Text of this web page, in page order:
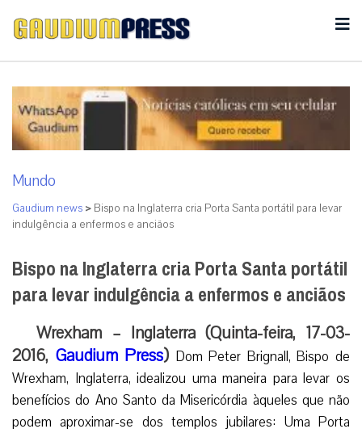
Mundo
Gaudium news > Bispo na Inglaterra cria Porta Santa portátil para levar
indulgência a enfermos e anciãos
Bispo na Inglaterra cria Porta Santa portátil
para levar indulgência a enfermos e anciãos
Wrexham – Inglaterra (Quinta-feira, 17-03-
2016, Gaudium Press) Dom Peter Brignall, Bispo de
Wrexham, Inglaterra, idealizou uma maneira para levar os
benefícios do Ano Santo da Misericórdia àqueles que não
podem aproximar-se dos templos jubilares: Uma Porta